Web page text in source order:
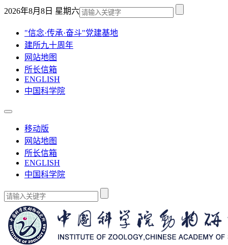
2026年8月8日 星期六
"信念·传承·奋斗"党建基地
建所九十周年
网站地图
所长信箱
ENGLISH
中国科学院
移动版
网站地图
所长信箱
ENGLISH
中国科学院